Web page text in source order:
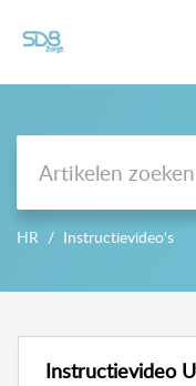
HR Instructievideo's
Instructievideo